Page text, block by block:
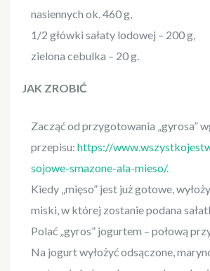
nasiennych ok. 460 g,
1/2 główki sałaty lodowej – 200 g,
zielona cebulka – 20 g.
JAK ZROBIĆ
Zacząć od przygotowania „gyrosa”
przepisu: https://
sojowe-smazone-ala-mieso/.
Kiedy „mięso” jest już gotowe,
miski, w której zostanie podana
Polać „gyros” jogurtem – połową
Na jogurt wyłożyć odsączone,